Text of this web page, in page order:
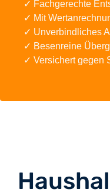
✓ Fachgerechte
✓ Mit
✓ Unverbindliches
✓ Besenreine
✓ Versichert gegen